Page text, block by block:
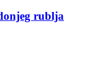
rublja